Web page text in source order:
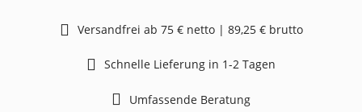
Versandfrei ab 75 € netto | 89,25 € brutto
Schnelle Lieferung in 1-2 Tagen
Umfassende Beratung